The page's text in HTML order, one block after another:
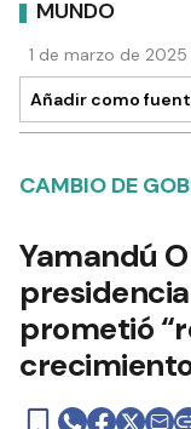
MUNDO
1 de marzo de
Añadir como
CAMBIO DE
Yamandú
prometió